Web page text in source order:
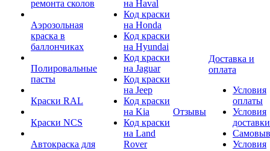
ремонта сколов
Аэрозольная
краска в
баллончиках
Полировальные
пасты
Краски RAL
Краски NCS
Автокраска для
на Haval
Код краски
на Honda
Код краски
на Hyundai
Код краски
на Jaguar
Код краски
на Jeep
Код краски
на Kia
Код краски
на Land
Rover
Отзывы
Доставка и
оплата
Условия
оплаты
Условия
доставки
Условия